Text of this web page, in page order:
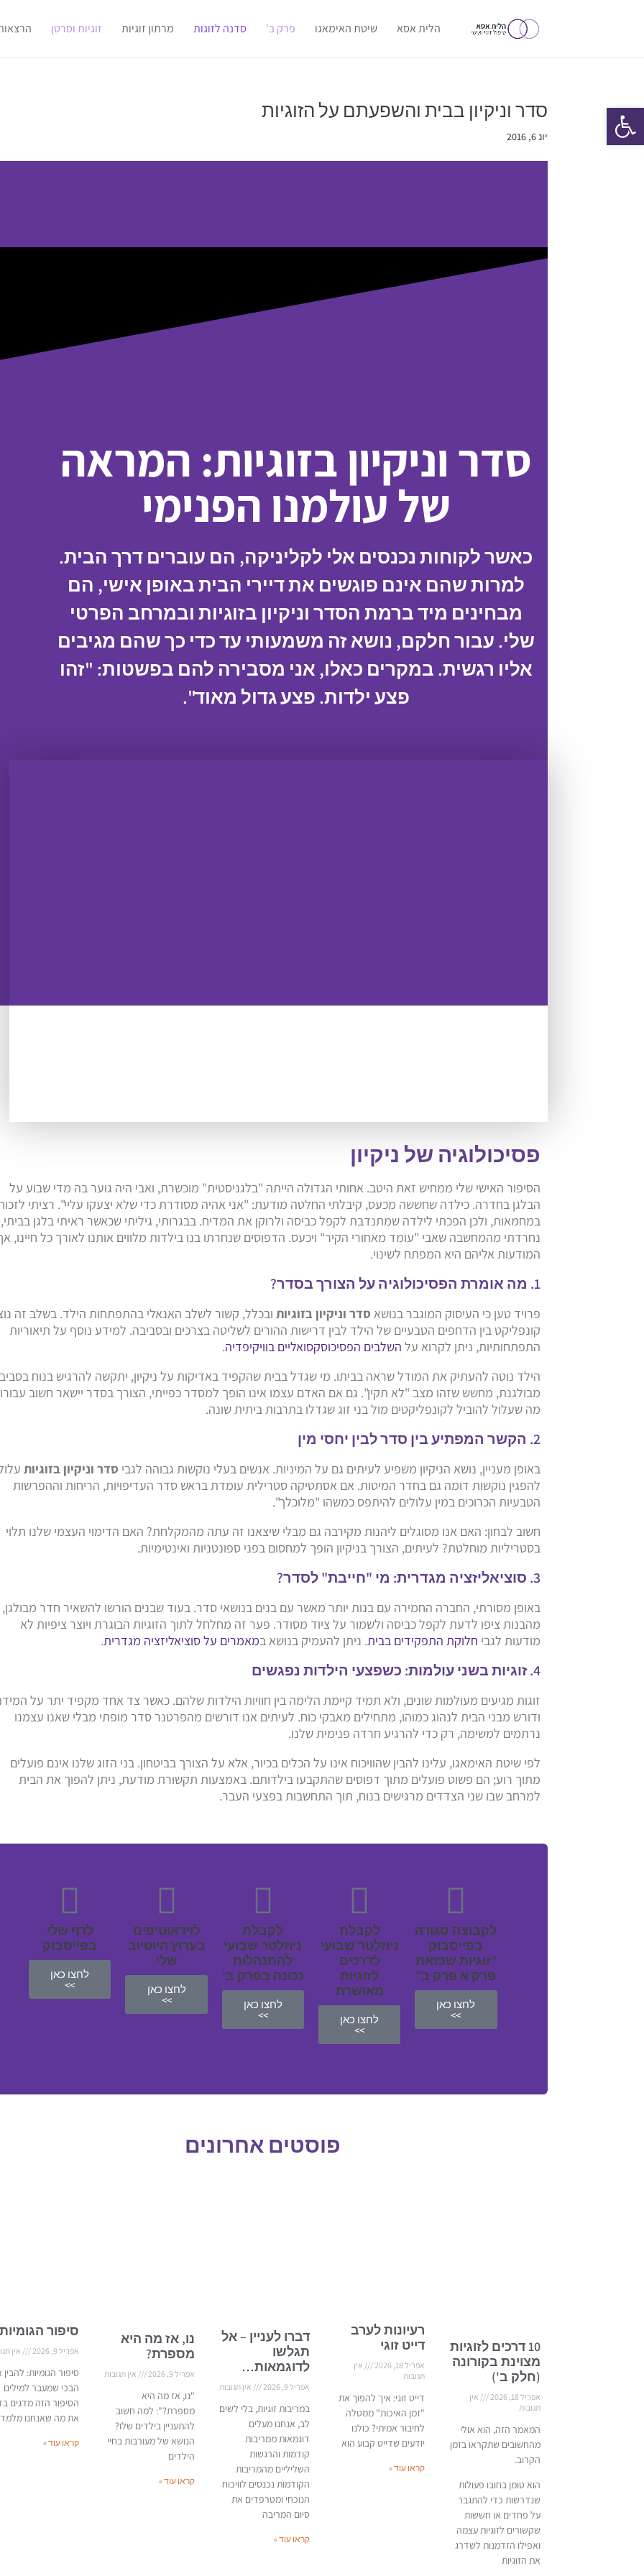
הלית אסא שיטת האימאגו פרק ב' סדנה לזוגות מרתון זוגיות זוגיות וסרטן
סדר וניקיון בבית והשפעתם על הזוגיות
יונ 6, 2016
סדר וניקיון בזוגיות: המראה
של עולמנו הפנימי
כאשר לקוחות נכנסים אלי לקליניקה, הם עוברים דרך הבית.
למרות שהם אינם פוגשים את דיירי הבית באופן אישי, הם
מבחינים מיד ברמת הסדר וניקיון בזוגיות ובמרחב הפרטי
שלי. עבור חלקם, נושא זה משמעותי עד כדי כך שהם מגיבים
אליו רגשית. במקרים כאלו, אני מסבירה להם בפשטות: "זהו
פצע ילדות. פצע גדול מאוד".
פסיכולוגיה של ניקיון
הסיפור האישי שלי ממחיש זאת היטב. אחותי הגדולה הייתה "בלגניסטית" מוכשרת, ואבי היה גוער בה מדי שבוע על
הבלגן בחדרה. כילדה שחששה מכעס, קיבלתי החלטה מודעת: "אני אהיה מסודרת כדי שלא יצעקו עליי". רציתי
במחמאות, ולכן הפכתי לילדה שמתנדבת לקפל כביסה ולרוקן את המדיח. בבגרותי, גיליתי שכאשר ראיתי בלגן בביתי,
נחרדתי מהמחשבה שאבי "עומד מאחורי הקיר" ויכעס. הדפוסים שנחרתו בנו בילדות מלווים אותנו לאורך כל חיינו,
המודעות אליהם היא המפתח לשינוי.
1. מה אומרת הפסיכולוגיה על הצורך בסדר?
פרויד טען כי העיסוק המוגבר בנושא סדר וניקיון בזוגיות ובכלל, קשור לשלב האנאלי בהתפתחות הילד. בשלב זה
קונפליקט בין הדחפים הטבעיים של הילד לבין דרישות ההורים לשליטה בצרכים ובסביבה. למידע נוסף על תיאוריות
התפתחותיות, ניתן לקרוא על השלבים הפסיכוסקסואליים בוויקיפדיה.
הילד נוטה להעתיק את המודל שראה בביתו. מי שגדל בבית שהקפיד באדיקות על ניקיון, יתקשה להרגיש בנוח
מבולגנת, מחשש שזהו מצב "לא תקין". גם אם האדם עצמו אינו הופך למסדר כפייתי, הצורך בסדר יישאר חשוב
מה שעלול להוביל לקונפליקטים מול בני זוג שגדלו בתרבות ביתית שונה.
2. הקשר המפתיע בין סדר לבין יחסי מין
באופן מעניין, נושא הניקיון משפיע לעיתים גם על המיניות. אנשים בעלי נוקשות גבוהה לגבי סדר וניקיון בזוגיות
להפגין נוקשות דומה גם בחדר המיטות. אם אסתטיקה סטרילית עומדת בראש סדר העדיפויות, הריחות וההפרשות
הטבעיות הכרוכים במין עלולים להיתפס כמשהו "מלוכלך".
חשוב לבחון: האם אנו מסוגלים ליהנות מקירבה גם מבלי שיצאנו זה עתה מהמקלחת? האם הדימוי העצמי שלנו תלוי
בסטריליות מוחלטת? לעיתים, הצורך בניקיון הופך למחסום בפני ספונטניות ואינטימיות.
3. סוציאליזציה מגדרית: מי "חייבת" לסדר?
באופן מסורתי, החברה החמירה עם בנות יותר מאשר עם בנים בנושאי סדר. בעוד שבנים הורשו להשאיר חדר מבולגן,
מהבנות ציפו לדעת לקפל כביסה ולשמור על ציוד מסודר. פער זה מחלחל לתוך הזוגיות הבוגרת ויוצר ציפיות לא
מודעות לגבי חלוקת התפקידים בבית. ניתן להעמיק בנושא במאמרים על סוציאליזציה מגדרית.
4. זוגיות בשני עולמות: כשפצעי הילדות נפגשים
זוגות מגיעים מעולמות שונים, ולא תמיד קיימת הלימה בין חוויות הילדות שלהם. כאשר צד אחד מקפיד יתר על
ודורש מבני הבית לנהוג כמוהו, מתחילים מאבקי כוח. לעיתים אנו דורשים מהפרטנר סדר מופתי מבלי שאנו עצמנו
נרתמים למשימה, רק כדי להרגיע חרדה פנימית שלנו.
לפי שיטת האימאגו, עלינו להבין שהוויכוח אינו על הכלים בכיור, אלא על הצורך בביטחון. בני הזוג שלנו אינם פועלים
מתוך רוע; הם פשוט פועלים מתוך דפוסים שהתקבעו בילדותם. באמצעות תקשורת מודעת, ניתן להפוך את הבית
למרחב שבו שני הצדדים מרגישים בנוח, תוך התחשבות בפצעי העבר.
לקבוצה סגורה
בפייסבוק
"זוגיות שכזאת
פרק א פרק ב"
לחצו כאן
>>
לקבלת
ניוזלטר שבועי
לדרכים
לזוגיות
מאושרת
לחצו כאן
>>
לקבלת
ניוזלטר שבועי
להתנהלות
נכונה בפרק ב'
לחצו כאן
>>
לוידאוטיפים
בערוץ היוטיוב
שלי
לחצו כאן
>>
לדף שלי
בפייסבוק
לחצו כאן
>>
פוסטים אחרונים
10 דרכים לזוגיות
מצוינת בקורונה
(חלק ב')
אפריל 18, 2026
אין
תגובות
המאמר הזה, הוא אולי
מהחשובים שתקראו בזמן
הקרוב.
הוא טומן בחובו פעולות
שנדרשות כדי להתגבר
על פחדים או חששות
שקשורים לזוגיות עצמה
ואפילו הזדמנות לשדרג
את הזוגיות
רעיונות לערב
דייט זוגי
אפריל 18, 2026
אין
תגובות
דייט זוגי: איך להפוך את
"זמן האיכות" ממטלה
לחיבור אמיתי? כולנו
יודעים שדייט קבוע הוא
קראו עוד »
דברו לעניין – אל
תגלשו
לדוגמאות…
אפריל 9, 2026 אין תגובות
במריבות זוגיות, בלי לשים
לב, אנחנו מעלים
דוגמאות ממריבות
קודמות והרגשות
השליליים מהמריבות
הקודמות נכנסים לוויכוח
הנוכחי ומטרפדים את
סיום המריבה
קראו עוד »
נו, אז מה היא
מספרת?
אפריל 9, 2026 אין תגובות
"נו, אז מה היא
מספרת?": למה חשוב
להתעניין בילדים שלו?
הנושא של מעורבות בחיי
הילדים
קראו עוד »
סיפור הגומיות
אפריל 9, 2026 אין
סיפור הגומיות:
הבכי שמעבר למילים
הסיפור הזה מדגים
את מה שאנחנו
קראו עוד »
פתח סרגל נגישות